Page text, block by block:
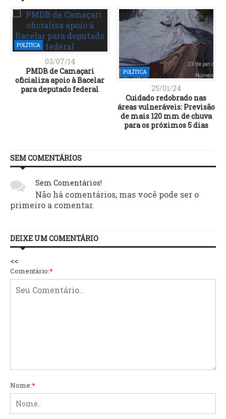
POLÍTICA
03/07/14
PMDB de Camaçari
oficializa apoio à Bacelar
para deputado federal
POLÍTICA
25/01/24
Cuidado redobrado nas
áreas vulneráveis: Previsão
de mais 120 mm de chuva
para os próximos 5 dias
SEM COMENTÁRIOS
Sem Comentários!
Não há comentários, mas você pode ser o
primeiro a comentar.
DEIXE UM COMENTÁRIO
<<
Comentário:*
Nome:*